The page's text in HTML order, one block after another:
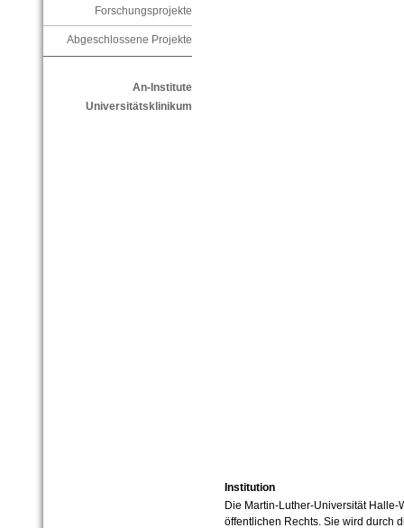
Forschungsprojekte
Abgeschlossene Projekte
An-Institute
Universitätsklinikum
Institution
Die Martin-Luther-Universität
öffentlichen Rechts. Sie wird durch